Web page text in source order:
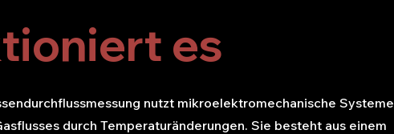
es
nutzt mikroelektromechanische Systeme
durch Temperaturänderungen. Sie besteht aus einem